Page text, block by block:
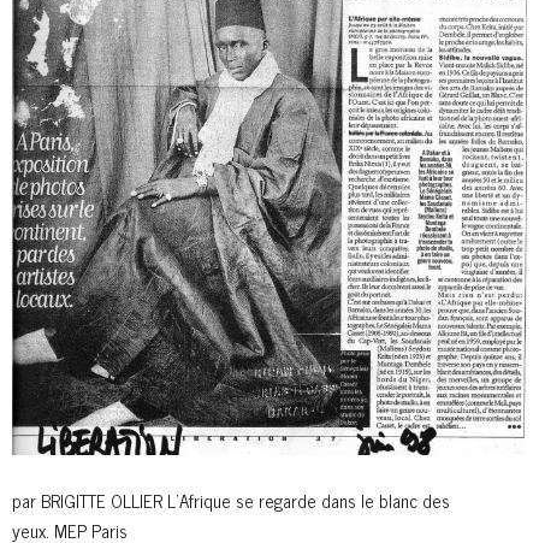
par BRIGITTE OLLIER L’Afrique se regarde dans le blanc des
yeux. MEP Paris